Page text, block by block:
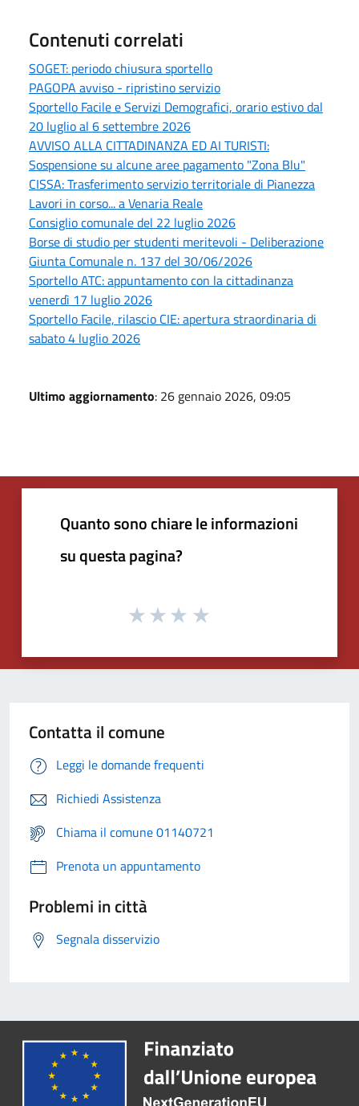
Contenuti correlati
SOGET: periodo chiusura sportello
PAGOPA avviso - ripristino servizio
Sportello Facile e Servizi Demografici, orario estivo dal
20 luglio al 6 settembre 2026
AVVISO ALLA CITTADINANZA ED AI TURISTI:
Sospensione su alcune aree pagamento "Zona Blu"
CISSA: Trasferimento servizio territoriale di Pianezza
Lavori in corso... a Venaria Reale
Consiglio comunale del 22 luglio 2026
Borse di studio per studenti meritevoli - Deliberazione
Giunta Comunale n. 137 del 30/06/2026
Sportello ATC: appuntamento con la cittadinanza
venerdì 17 luglio 2026
Sportello Facile, rilascio CIE: apertura straordinaria di
sabato 4 luglio 2026
Ultimo aggiornamento: 26 gennaio 2026, 09:05
Quanto sono chiare le informazioni
su questa pagina?
Contatta il comune
Leggi le domande frequenti
Richiedi Assistenza
Chiama il comune 01140721
Prenota un appuntamento
Problemi in città
Segnala disservizio